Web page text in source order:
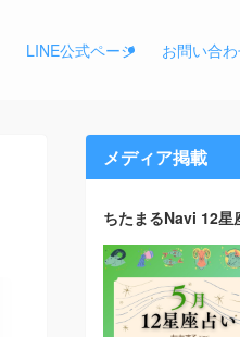
LINE公式ページ お問い合
メディア掲載
ちたまるNavi 12星